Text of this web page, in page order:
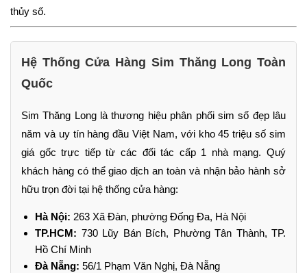
thủy số.
Hệ Thống Cửa Hàng Sim Thăng Long Toàn
Quốc
Sim Thăng Long là thương hiệu phân phối sim số đẹp lâu
năm và uy tín hàng đầu Việt Nam, với kho 45 triệu số sim
giá gốc trực tiếp từ các đối tác cấp 1 nhà mạng. Quý
khách hàng có thể giao dịch an toàn và nhận bảo hành sở
hữu trọn đời tại hệ thống cửa hàng:
Hà Nội: 263 Xã Đàn, phường Đống Đa, Hà Nội
TP.HCM: 730 Lũy Bán Bích, Phường Tân Thành, TP.
Hồ Chí Minh
Đà Nẵng: 56/1 Phạm Văn Nghị, Đà Nẵng